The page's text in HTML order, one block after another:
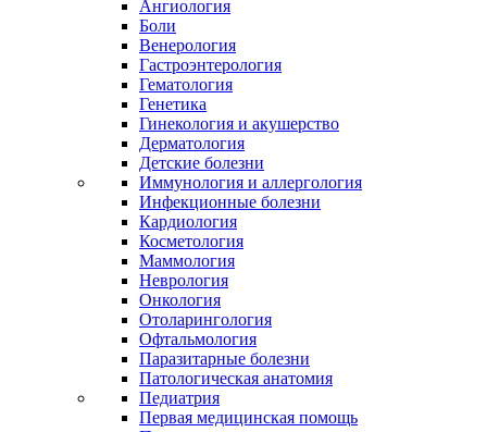
Ангиология
Боли
Венерология
Гастроэнтерология
Гематология
Генетика
Гинекология и акушерство
Дерматология
Детские болезни
Иммунология и аллергология
Инфекционные болезни
Кардиология
Косметология
Маммология
Неврология
Онкология
Отоларингология
Офтальмология
Паразитарные болезни
Патологическая анатомия
Педиатрия
Первая медицинская помощь